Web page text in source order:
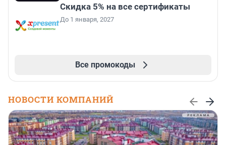
Скидка 5% на все сертификаты
До 1 января, 2027
Все промокоды
НОВОСТИ КОМПАНИЙ